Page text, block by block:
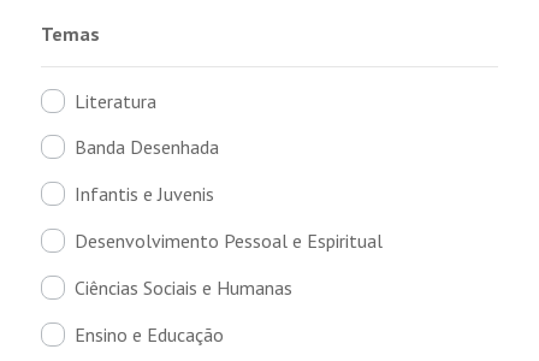
Temas
Literatura
Banda Desenhada
Infantis e Juvenis
Desenvolvimento Pessoal e Espiritual
Ciências Sociais e Humanas
Ensino e Educação